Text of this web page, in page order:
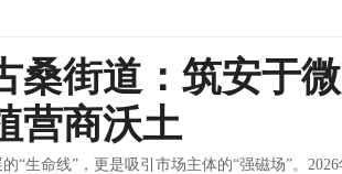
桑街道：筑安于
营商沃土
“生命线”，更是吸引市场主体的“强磁场”。